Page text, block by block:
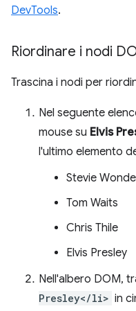
DevTools.
Riordinare i nodi
Trascina i nodi per
Nel seguente
mouse su Elvis
l'ultimo elemento
Stevie
Tom Waits
Chris Thile
Elvis Presley
Nell'albero DOM,
Presley</li> in